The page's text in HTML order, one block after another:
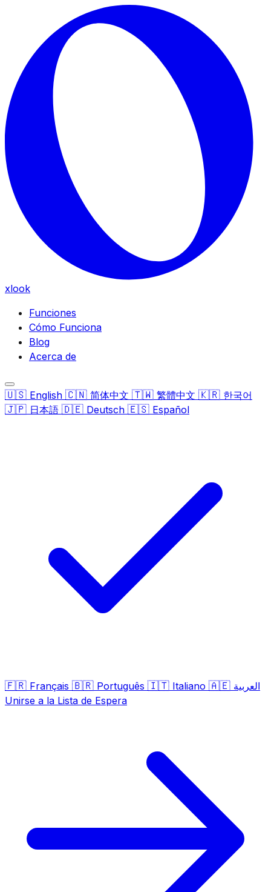
Skip to main content
xlook
Funciones
Cómo Funciona
Blog
Acerca de
🇺🇸 English 🇨🇳 简体中文 🇹🇼 繁體中文 🇰🇷 한국어
🇯🇵 日本語 🇩🇪 Deutsch 🇪🇸 Español
🇫🇷 Français 🇧🇷 Português 🇮🇹 Italiano 🇦🇪 العربية
Unirse a la Lista de Espera